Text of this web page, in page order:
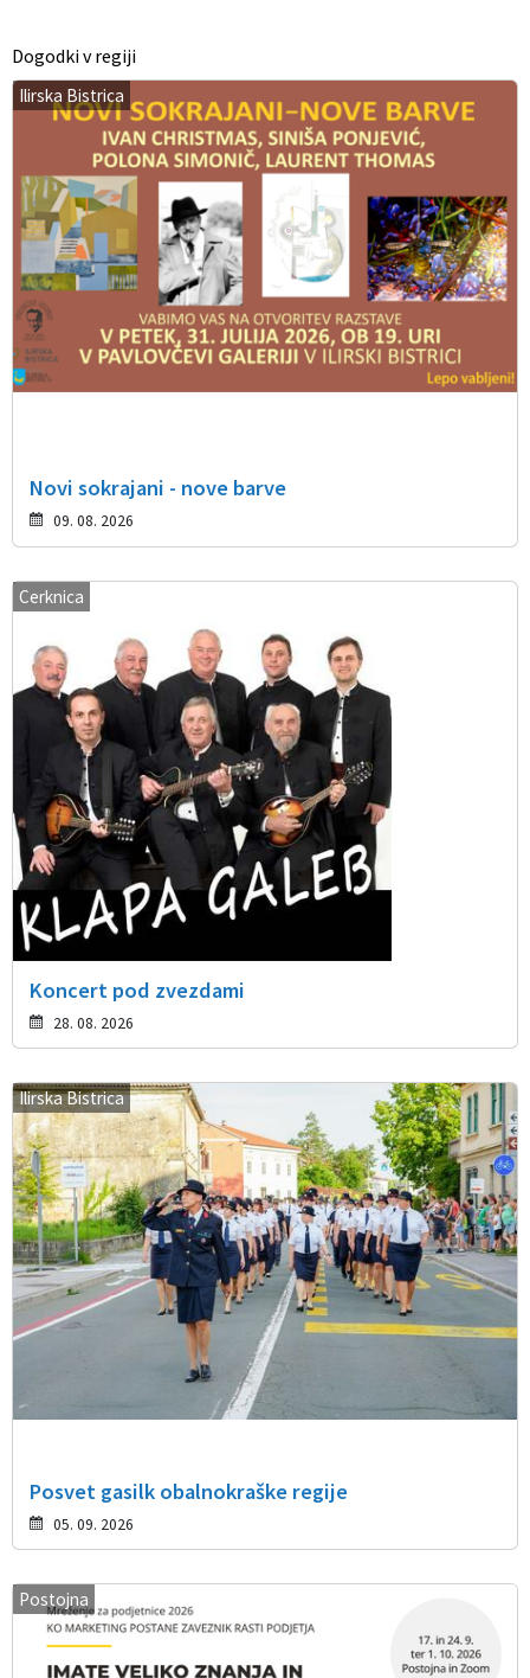
Dogodki v regiji
Ilirska Bistrica
Novi sokrajani - nove barve
09. 08. 2026
Cerknica
Koncert pod zvezdami
28. 08. 2026
Ilirska Bistrica
Posvet gasilk obalnokraške regije
05. 09. 2026
Postojna